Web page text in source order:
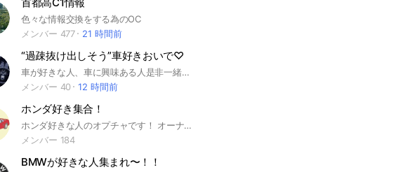
色々な情報交換をする為のOC
メンバー 477
21 時間前
“過疎抜け出しそう”車好きおいで♡
車が好きな人、車に興味ある人是非一緒にお話しませんか？1度入ってみて合わなければ退会してもらって結構です！！ ここのぬしは女子なので、女性の方も是非！そうじゃない方も気軽に入ってみてください。何気に雑談してます笑メンバー一同優しいですよ！ 車に興味があったり、車が好きな人。 この過疎化を救ってくだせー┏● 国産車が好きな人も、外車が好きな人も来てね！最近荒らしに来る人多いので、荒らしやめてね♡
メンバー 40
12 時間前
ホンダ好き集合！
ホンダ好きな人のオプチャです！ オーナーさんから夢見る中学生までホンダ好きなら誰でも！ ⚠️ 荒らし、即抜け通報します。⚠️
メンバー 184
BMWが好きな人集まれ〜！！